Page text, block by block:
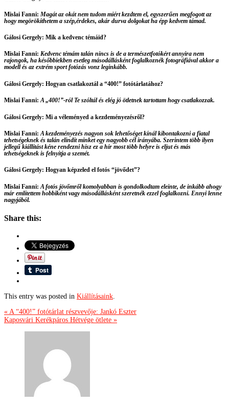
Mislai Fanni: Magát az okát nem tudom miért kezdtem el, egyszerűen megfogott az
hogy megörökíthetem a szép,érdekes, akár durva dolgokat ha épp kedvem támad.
Gálosi Gergely: Mik a kedvenc témáid?
Mislai Fanni: Kedvenc témám talán nincs is de a természetfotókért annyira nem
rajongok, ha későbbiekben esetleg másodállásként foglalkoznék fotográfiával akkor a
modell és az extrém sport fotózás vonz leginkább.
Gálosi Gergely: Hogyan csatlakoztál a “400!” fotótárlatához?
Mislai Fanni:A „400!”-ról Te szóltál és elég jó ötletnek tartottam hogy csatlakozzak.
Gálosi Gergely: Mi a véleményed a kezdeményezésről?
Mislai Fanni:A kezdeményezés nagyon sok lehetőséget kínál kibontakozni a fiatal
tehetségeknek és talán elindít minket egy nagyobb cél irányába. Szerintem több ilyen
jellegű kiállítást kéne rendezni hisz ez a hír most több helyre is eljut és más
tehetségeknek is felnyitja a szemét.
Gálosi Gergely: Hogyan képzeled el fotós “jövődet”?
Mislai Fanni:A fotós jövőmről komolyabban is gondolkodtam eleinte, de inkább ahogy
már említettem hobbiként vagy másodállásként szeretnék ezzel foglalkozni. Ennyi lenne
nagyjából.
Share this:
This entry was posted in Kiállításaink
« A “400!” fotótárlat részvevője: Jankó Eszter
Kaposvári Kerékpáros Hétvége ötlete »